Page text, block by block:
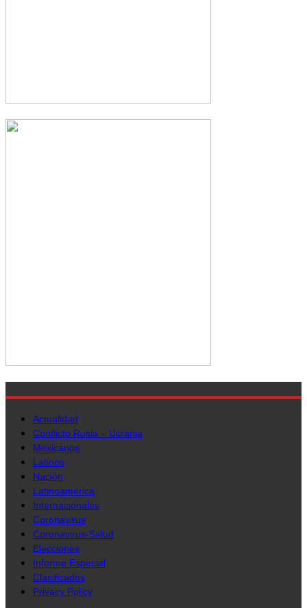
Actualidad
Conflicto Rusia – Ucrania
Mexicanos
Latinos
Nación
Latinoamérica
Internacionales
Coronavirus
Coronavirus-Salud
Elecciones
Informe Especial
Clasificados
Privacy Policy